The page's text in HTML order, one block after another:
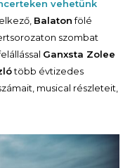
vehetünk
Balatonfölé
szombat
Ganxsta Zolee
több évtizedes
musical részleteit,